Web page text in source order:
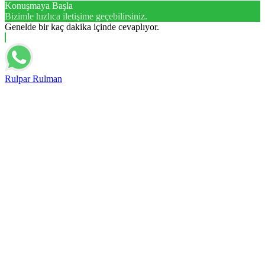
Konuşmaya Başla
Bizimle hızlıca iletişime geçebilirsiniz.
Genelde bir kaç dakika içinde cevaplıyor.
Rulpar Rulman